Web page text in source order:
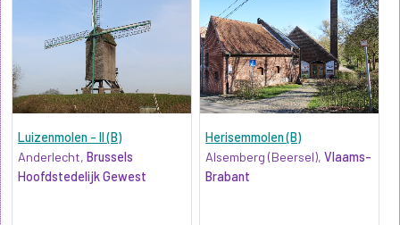
Luizenmolen - II (B)
Anderlecht, Brussels
Hoofdstedelijk Gewest
Herisemmolen (B)
Alsemberg (Beersel),Vlaams-
Brabant